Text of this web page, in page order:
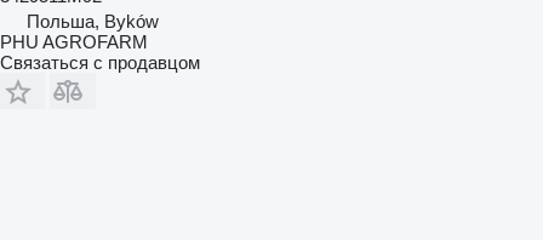
Польша, Byków
PHU AGROFARM
Связаться с продавцом